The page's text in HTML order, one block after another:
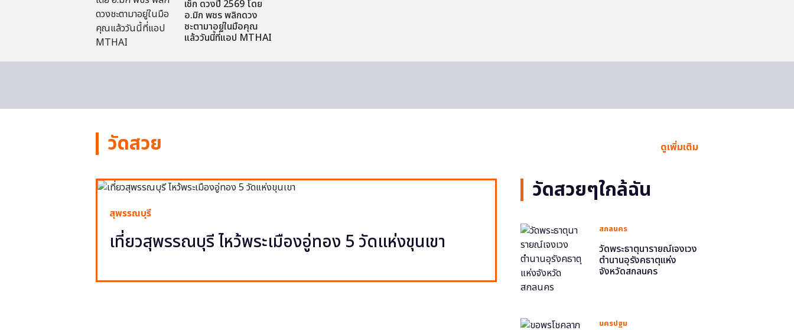
เช็ก ดวงปี 2569 โดย
อ.มิก พชร พลิกดวง
ชะตามาอยู่ในมือคุณ
แล้ววันนี้ที่แอป MTHAI
วัดสวย ดูเพิ่มเติม
สุพรรณบุรี
เที่ยวสุพรรณบุรี ไหว้พระเมืองอู่ทอง 5 วัดแห่งขุนเขา
วัดสวยๆใกล้ฉัน
สกลนคร
วัดพระธาตุนารายณ์เจงเวง
ตำนานอุรังคธาตุแห่ง
จังหวัดสกลนคร
นครปฐม